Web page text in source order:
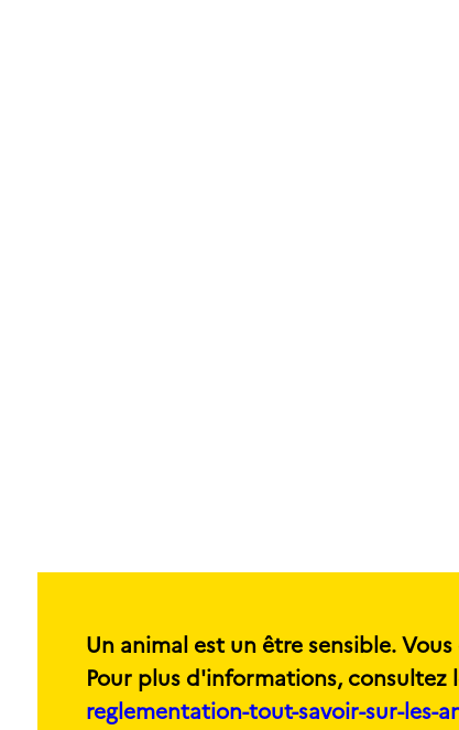
Un animal est un être sensible.
Pour plus d'informations,
reglementation-tout-savoir-sur-les-